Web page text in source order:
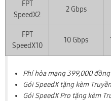
FPT
SpeedX2
2 Gbps
FPT
SpeedX10
10 Gbps
Phí hòa mạng 399,000 đồng
Gói SpeedX tặng kèm
Gói SpeedX Pro tặng kèm